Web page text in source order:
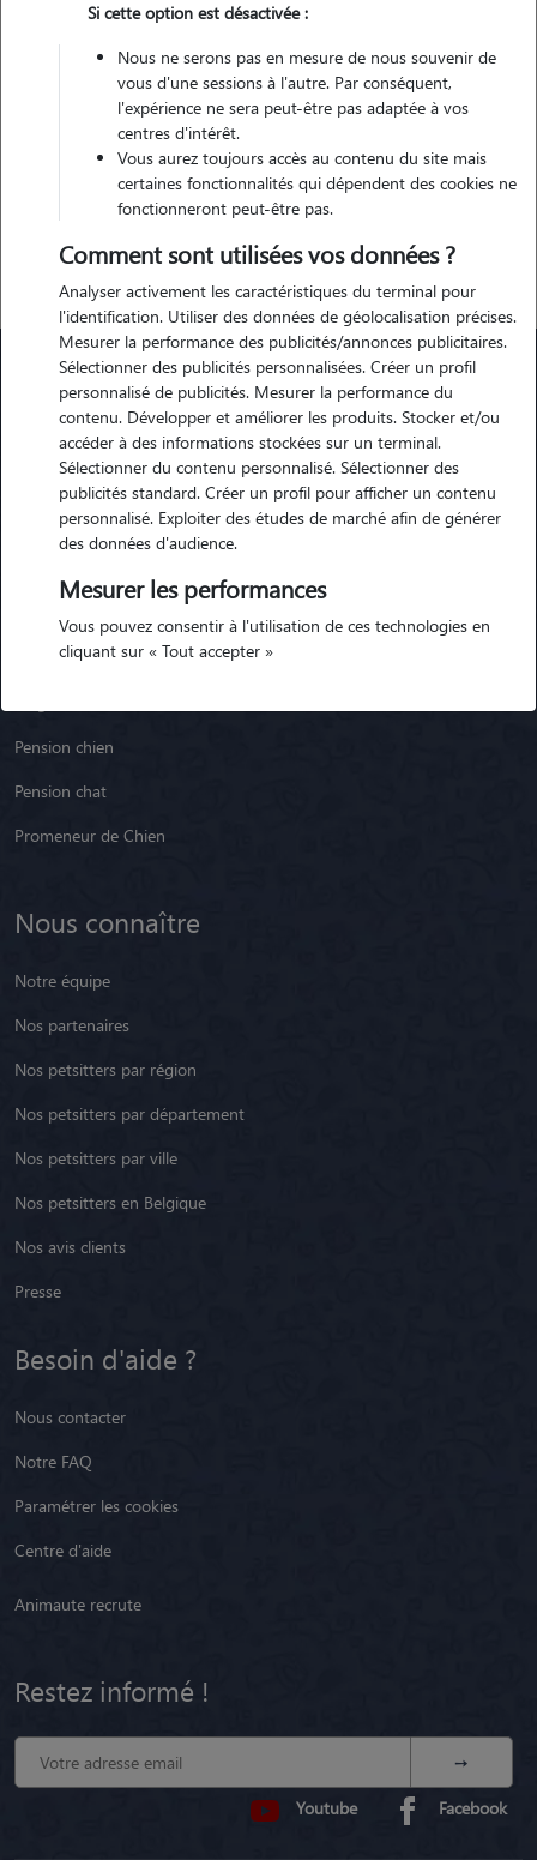
Ce pet sitter n'existe pas/plus sur notre site. Merci de
renouveler votre recherche.
Animaute
Garde Chien
Garde Chat
Races de chiens
Pension chien
Pension chat
Promeneur de Chien
Nous connaître
Notre équipe
Nos partenaires
Nos petsitters par région
Nos petsitters par département
Nos petsitters par ville
Nos petsitters en Belgique
Nos avis clients
Presse
Besoin d'aide ?
Nous contacter
Notre FAQ
Paramétrer les cookies
Centre d'aide
Animaute recrute
Restez informé !
Youtube Facebook
Si cette option est désactivée :
Nous ne serons pas en mesure de nous souvenir de
vous d'une sessions à l'autre. Par conséquent,
l'expérience ne sera peut-être pas adaptée à vos
centres d'intérêt.
Vous aurez toujours accès au contenu du site mais
certaines fonctionnalités qui dépendent des cookies ne
fonctionneront peut-être pas.
Comment sont utilisées vos données ?
Analyser activement les caractéristiques du terminal pour
l'identification. Utiliser des données de géolocalisation précises.
Mesurer la performance des publicités/annonces publicitaires.
Sélectionner des publicités personnalisées. Créer un profil
personnalisé de publicités. Mesurer la performance du
contenu. Développer et améliorer les produits. Stocker et/ou
accéder à des informations stockées sur un terminal.
Sélectionner du contenu personnalisé. Sélectionner des
publicités standard. Créer un profil pour afficher un contenu
personnalisé. Exploiter des études de marché afin de générer
des données d'audience.
Mesurer les performances
Vous pouvez consentir à l'utilisation de ces technologies en
cliquant sur « Tout accepter »